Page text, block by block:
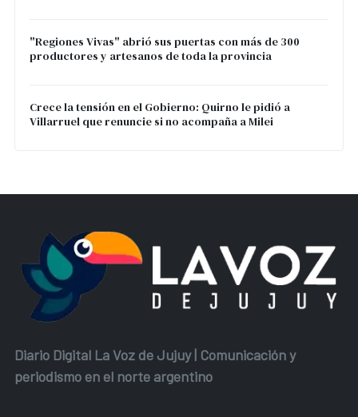
"Regiones Vivas" abrió sus puertas con más de 300
productores y artesanos de toda la provincia
Crece la tensión en el Gobierno: Quirno le pidió a
Villarruel que renuncie si no acompaña a Milei
Diario Digital La Voz de Jujuy | Comunicación y
periodismo en el norte argentino